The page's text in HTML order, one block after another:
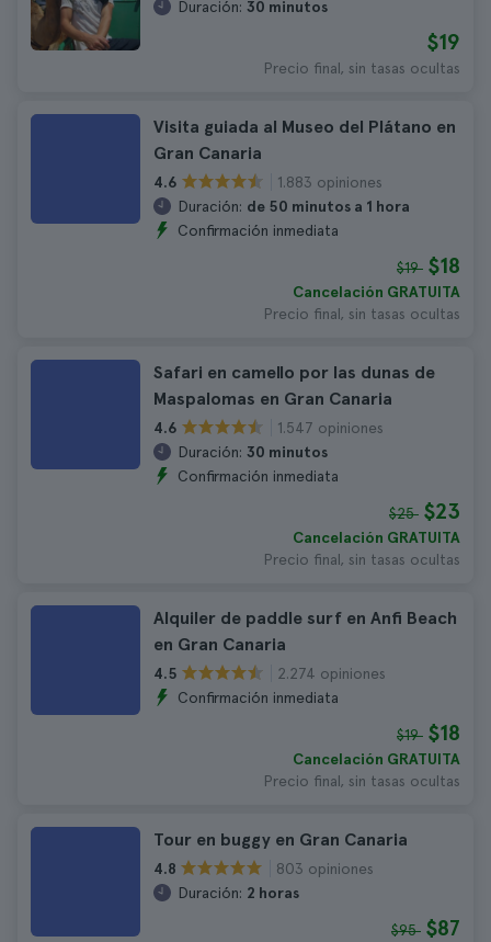
Duración: 30 minutos
$19
Precio final, sin tasas ocultas
Visita guiada al Museo del Plátano en
Gran Canaria
4.6
1.883 opiniones
Duración: de 50 minutos a 1 hora
Confirmación inmediata
$19 $18
Cancelación GRATUITA
Precio final, sin tasas ocultas
Safari en camello por las dunas de
Maspalomas en Gran Canaria
4.6
1.547 opiniones
Duración: 30 minutos
Confirmación inmediata
$25 $23
Cancelación GRATUITA
Precio final, sin tasas ocultas
Alquiler de paddle surf en Anfi Beach
en Gran Canaria
4.5
2.274 opiniones
Confirmación inmediata
$19 $18
Cancelación GRATUITA
Precio final, sin tasas ocultas
Tour en buggy en Gran Canaria
4.8
803 opiniones
Duración: 2 horas
$95 $87